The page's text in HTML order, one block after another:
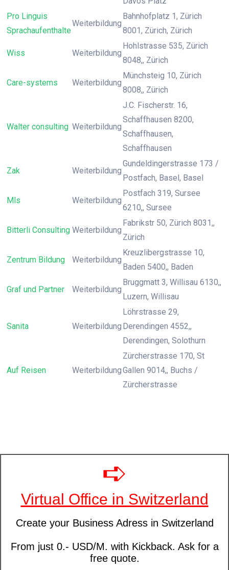
Pro Linguis
Sprachaufenthalte
Weiterbildung
Bahnhofplatz 1, Zürich
8001, Zürich, Zürich
Wiss Weiterbildung
Hohlstrasse 535, Zürich
8048,, Zürich
Care-systems Weiterbildung
Münchsteig 10, Zürich
8008,, Zürich
Walter consulting Weiterbildung
J.C. Fischerstr. 16,
Schaffhausen 8200,
Schaffhausen,
Schaffhausen
Zak Weiterbildung
Gundeldingerstrasse 173 /
Postfach, Basel, Basel
Mls Weiterbildung
Postfach 319, Sursee
6210,, Sursee
Bitterli Consulting Weiterbildung
Fabrikstr 50, Zürich 8031,,
Zürich
Zentrum Bildung Weiterbildung
Kreuzlibergstrasse 10,
Baden 5400,, Baden
Graf und Partner Weiterbildung
Bruggmatt 3, Willisau 6130,,
Luzern, Willisau
Sanita Weiterbildung
Löhrstrasse 29,
Derendingen 4552,,
Derendingen, Solothurn
Auf Reisen Weiterbildung
Zürcherstrasse 170, St
Gallen 9014,, Buchs /
Zürcherstrasse